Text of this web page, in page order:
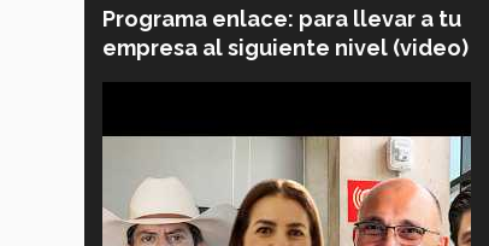
Programa enlace: para llevar a tu
empresa al siguiente nivel (video)